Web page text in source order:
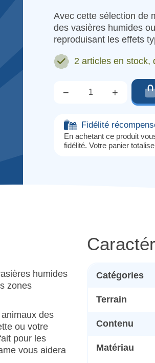
Avec cette sélection de
des vasières humides
reproduisant les effets
2 articles en stock,
− +
Fidélité
En achetant ce produit
fidélité. Votre panier
humides
zones
des
ou votre
pour les
vous aidera
Catégories
Terrain
Contenu
Matériau